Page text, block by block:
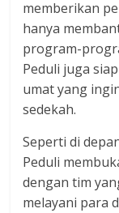
memberikan
hanya
program-
Peduli juga
umat yang
sedekah.
Seperti di
Peduli
dengan tim
melayani para